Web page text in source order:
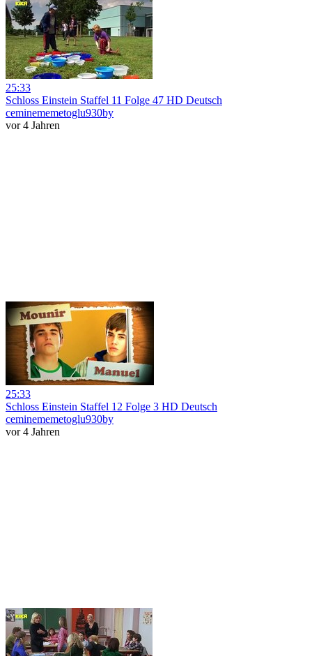
25:33
Schloss Einstein Staffel 11 Folge 47 HD Deutsch
ceminememetoglu930by
vor 4 Jahren
25:33
Schloss Einstein Staffel 12 Folge 3 HD Deutsch
ceminememetoglu930by
vor 4 Jahren